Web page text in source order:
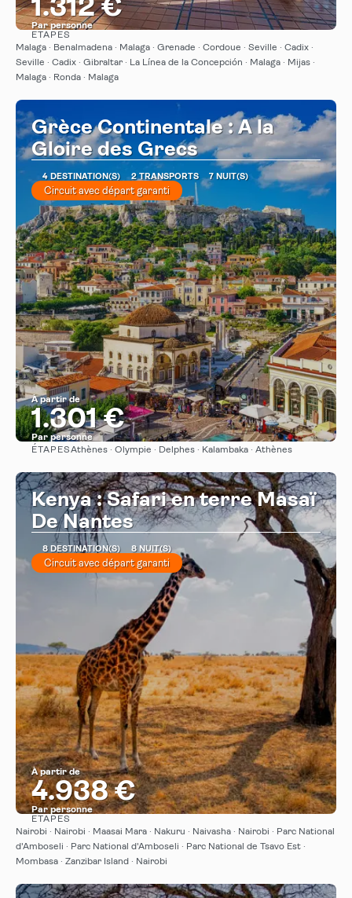
Par personne
Afficher
ÉTAPES
Malaga · Benalmadena · Malaga · Grenade · Cordoue · Seville · Cadix ·
Seville · Cadix · Gibraltar · La Línea de la Concepción · Malaga · Mijas ·
Malaga · Ronda · Malaga
Grèce Continentale : A la
Gloire des Grecs
4 DESTINATION(S) 2 TRANSPORTS 7 NUIT(S)
Circuit avec départ garanti
À partir de
1.301 €
Par personne
Afficher
ÉTAPESAthènes · Olympie · Delphes · Kalambaka · Athènes
Kenya : Safari en terre Masaï
De Nantes
8 DESTINATION(S) 8 NUIT(S)
Circuit avec départ garanti
À partir de
4.938 €
Par personne
Afficher
ÉTAPES
Nairobi · Nairobi · Maasai Mara · Nakuru · Naivasha · Nairobi · Parc National
d'Amboseli · Parc National d'Amboseli · Parc National de Tsavo Est ·
Mombasa · Zanzibar Island · Nairobi